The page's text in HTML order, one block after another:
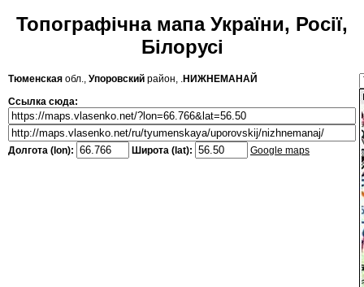
Топографічна мапа України, Росії,
Білорусі
Тюменская обл., Упоровский район, .НИЖНЕМАНАЙ
Ссылка сюда:
Долгота (lon): Широта (lat): Google maps